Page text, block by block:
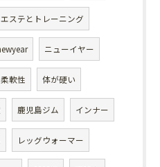
エステとトレーニング
ニューイヤー
柔軟性 体が硬い
鹿児島ジム インナー
レッグウォーマー